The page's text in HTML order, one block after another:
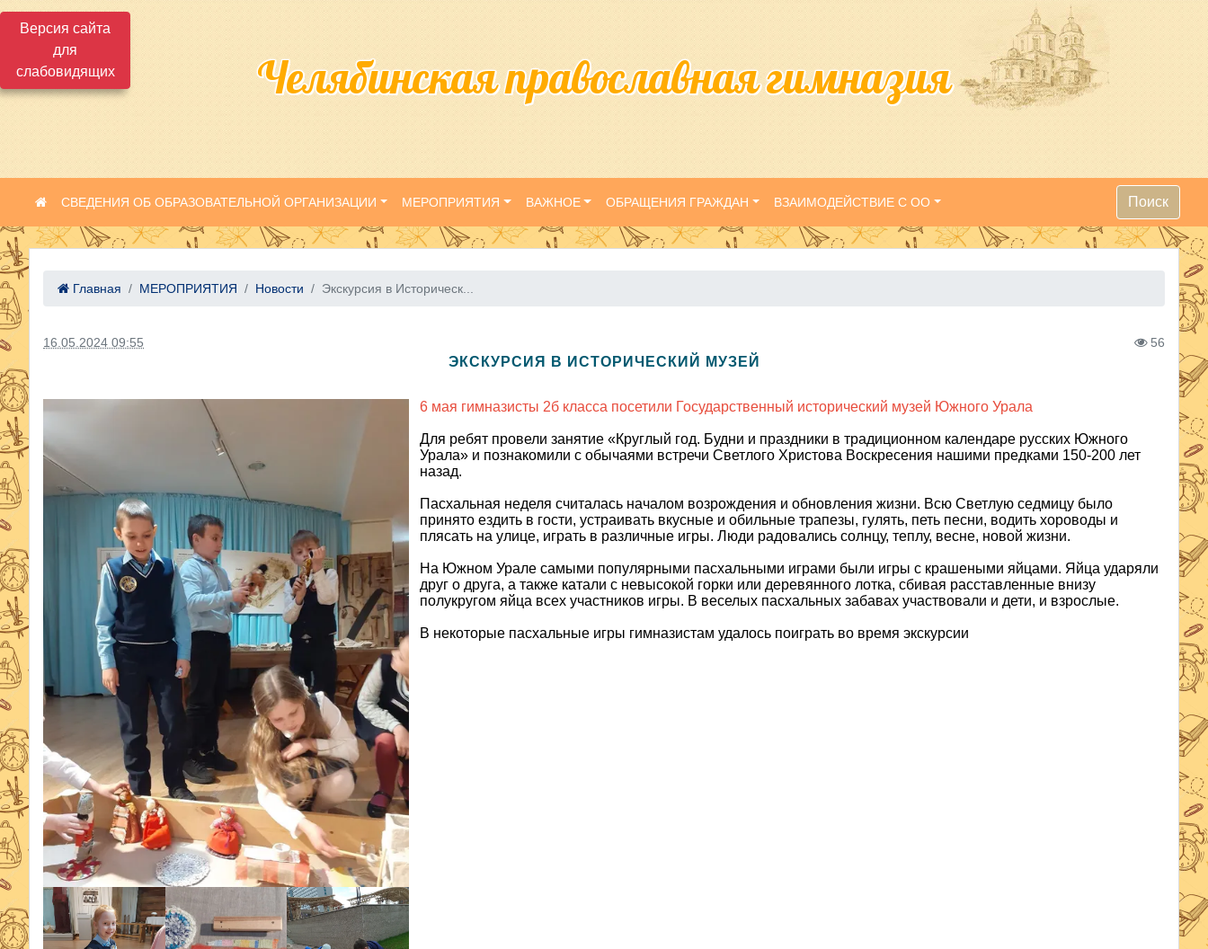
Версия сайта
для
слабовидящих
Челябинская православная гимназия
СВЕДЕНИЯ ОБ ОБРАЗОВАТЕЛЬНОЙ ОРГАНИЗАЦИИ МЕРОПРИЯТИЯ ВАЖНОЕ ОБРАЩЕНИЯ ГРАЖДАН ВЗАИМОДЕЙСТВИЕ С ОО Поиск
Главная МЕРОПРИЯТИЯ Новости Экскурсия в Историческ...
16.05.2024 09:55 56
ЭКСКУРСИЯ В ИСТОРИЧЕСКИЙ МУЗЕЙ
6 мая гимназисты 2б класса посетили Государственный исторический музей Южного Урала
Для ребят провели занятие «Круглый год. Будни и праздники в традиционном календаре русских Южного
Урала» и познакомили с обычаями встречи Светлого Христова Воскресения нашими предками 150-200 лет
назад.
Пасхальная неделя считалась началом возрождения и обновления жизни. Всю Светлую седмицу было
принято ездить в гости, устраивать вкусные и обильные трапезы, гулять, петь песни, водить хороводы и
плясать на улице, играть в различные игры. Люди радовались солнцу, теплу, весне, новой жизни.
На Южном Урале самыми популярными пасхальными играми были игры с крашеными яйцами. Яйца ударяли
друг о друга, а также катали с невысокой горки или деревянного лотка, сбивая расставленные внизу
полукругом яйца всех участников игры. В веселых пасхальных забавах участвовали и дети, и взрослые.
В некоторые пасхальные игры гимназистам удалось поиграть во время экскурсии